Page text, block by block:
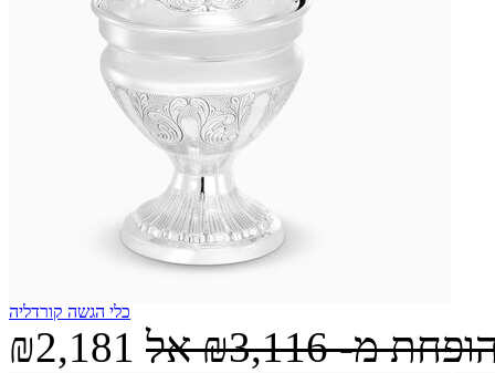
כלי הגשה קורדליה
₪2,181 מ-₪3,116 אל